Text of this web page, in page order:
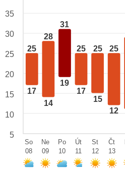
25
17
28
14
31
19
25
17
25
15
25
12
35
30
25
20
15
10
5
So
08
Ne
09
Po
10
Út
11
St
12
Čt
13